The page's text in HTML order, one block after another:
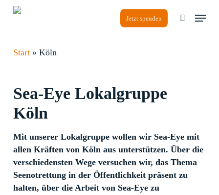
Skip
Jetzt spenden search
Menu
Start» Köln
Sea-Eye Lokalgruppe
Köln
Mit unserer Lokalgruppe wollen wir Sea-Eye mit
allen Kräften von Köln aus unterstützen. Über die
verschiedensten Wege versuchen wir, das Thema
Seenotrettung in der Öffentlichkeit präsent zu
halten, über die Arbeit von Sea-Eye zu